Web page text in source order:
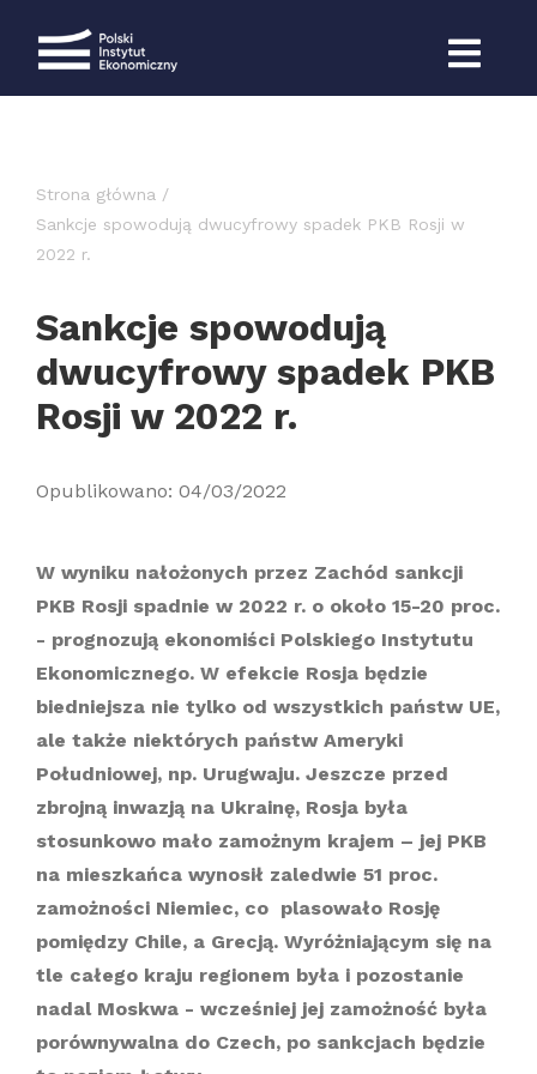
Strona główna
Sankcje spowodują dwucyfrowy spadek PKB Rosji w
2022 r.
Sankcje spowodują
dwucyfrowy spadek PKB
Rosji w 2022 r.
Opublikowano: 04/03/2022
W wyniku nałożonych przez Zachód sankcji
PKB Rosji spadnie w 2022 r. o około 15-20 proc.
- prognozują ekonomiści Polskiego Instytutu
Ekonomicznego. W efekcie Rosja będzie
biedniejsza nie tylko od wszystkich państw UE,
ale także niektórych państw Ameryki
Południowej, np. Urugwaju. Jeszcze przed
zbrojną inwazją na Ukrainę, Rosja była
stosunkowo mało zamożnym krajem – jej PKB
na mieszkańca wynosił zaledwie 51 proc.
zamożności Niemiec, co plasowało Rosję
pomiędzy Chile, a Grecją. Wyróżniającym się na
tle całego kraju regionem była i pozostanie
nadal Moskwa - wcześniej jej zamożność była
porównywalna do Czech, po sankcjach będzie